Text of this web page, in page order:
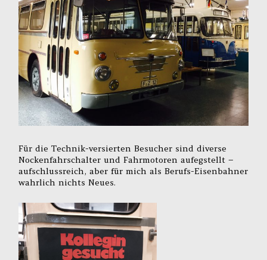
Für die Technik-versierten Besucher sind diverse
Nockenfahrschalter und Fahrmotoren aufegstellt –
aufschlussreich, aber für mich als Berufs-Eisenbahner
wahrlich nichts Neues.